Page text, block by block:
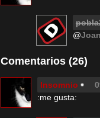
@
Comentarios (26)
Insomnio
:me gusta: